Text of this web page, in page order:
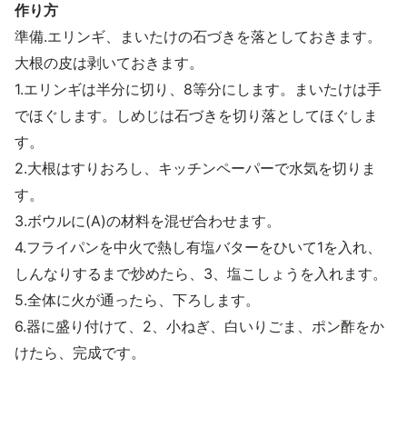
作り方
準備.エリンギ、まいたけの石づきを落としておきます。
大根の皮は剥いておきます。
1.エリンギは半分に切り、8等分にします。まいたけは手
でほぐします。しめじは石づきを切り落としてほぐしま
す。
2.大根はすりおろし、キッチンペーパーで水気を切りま
す。
3.ボウルに(A)の材料を混ぜ合わせます。
4.フライパンを中火で熱し有塩バターをひいて1を入れ、
しんなりするまで炒めたら、3、塩こしょうを入れます。
5.全体に火が通ったら、下ろします。
6.器に盛り付けて、2、小ねぎ、白いりごま、ポン酢をか
けたら、完成です。